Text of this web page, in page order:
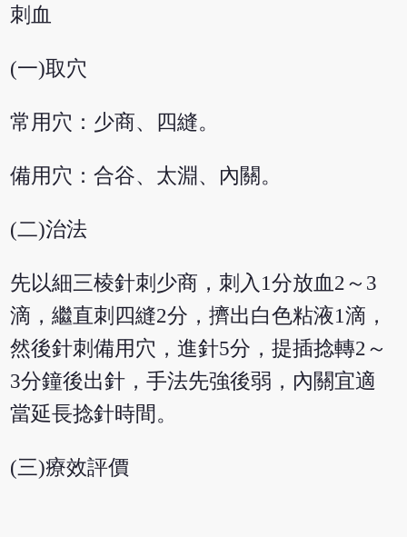
刺血
(一)取穴
常用穴：少商、四縫。
備用穴：合谷、太淵、內關。
(二)治法
先以細三棱針刺少商，刺入1分放血2～3
滴，繼直刺四縫2分，擠出白色粘液1滴，
然後針刺備用穴，進針5分，提插捻轉2～
3分鐘後出針，手法先強後弱，內關宜適
當延長捻針時間。
(三)療效評價